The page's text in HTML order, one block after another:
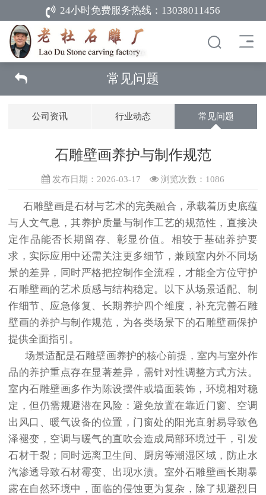
24小时免费服务热线： 13038011456
常见问题
公司资讯 行业动态 常见问题
石雕壁画养护与制作规范
发布日期：2026-03-17 浏览次数： 1086
石雕壁画是石材与艺术的完美融合，承载着历史底蕴
与人文气息，其养护质量与制作工艺的规范性，直接决
定作品能否长期留存、彰显价值。相较于基础养护要
求，实际应用中还需关注更多细节，兼顾室内外不同场
景的差异，同时严格把控制作全流程，才能全方位守护
石雕壁画的艺术质感与结构稳定。以下从场景适配、制
作细节、应急修复、长期养护四个维度，补充完善石雕
壁画的养护与制作规范，为各类场景下的石雕壁画保护
提供全面指引。
场景适配是石雕壁画养护的核心前提，室内与室外作
品的养护重点存在显著差异，需针对性调整方式方法。
室内石雕壁画多作为陈设摆件或墙面装饰，环境相对稳
定，但仍需规避潜在风险：避免放置在靠近门窗、空调
出风口、暖气设备的位置，门窗处的阳光直射易导致色
泽褪变，空调与暖气的直吹会造成局部环境过干，引发
石材干裂；同时远离卫生间、厨房等潮湿区域，防止水
汽渗透导致石材霉变、出现水渍。室外石雕壁画长期暴
露在自然环境中，面临的侵蚀更为复杂，除了规避烈日